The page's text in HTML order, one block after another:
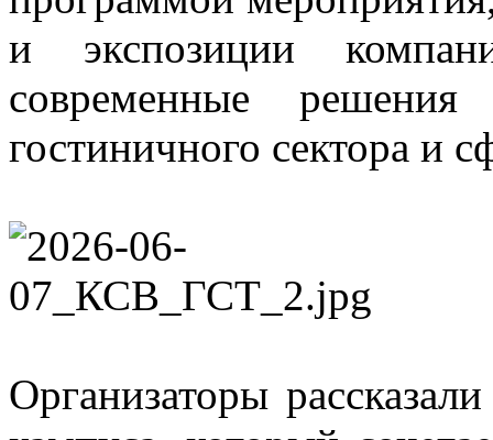
и экспозиции
современные решения
гостиничного сектора и
Организаторы